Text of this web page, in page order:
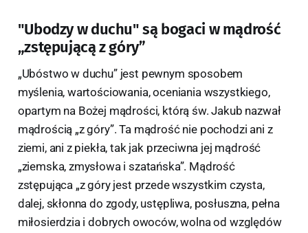
"Ubodzy w duchu" są bogaci w mądrość
„zstępującą z góry”
„Ubóstwo w duchu” jest pewnym sposobem
myślenia, wartościowania, oceniania wszystkiego,
opartym na Bożej mądrości, którą św. Jakub nazwał
mądrością „z góry”. Ta mądrość nie pochodzi ani z
ziemi, ani z piekła, tak jak przeciwna jej mądrość
„ziemska, zmysłowa i szatańska”. Mądrość
zstępująca „z góry jest przede wszystkim czysta,
dalej, skłonna do zgody, ustępliwa, posłuszna, pełna
miłosierdzia i dobrych owoców, wolna od względów